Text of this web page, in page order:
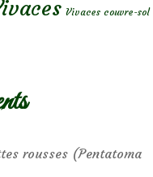
Vivaces couvre-sol
rousses (Pentatoma